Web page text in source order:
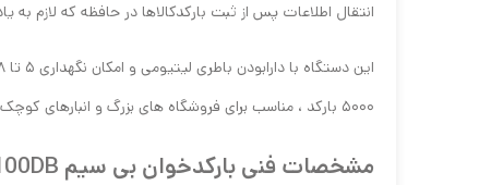
انتقال اطلاعات پس از ثبت بارکدکالاها در حافظه که لازم به
۵۰۰۰ بارکد ، مناسب برای فروشگاه های بزرگ و انبارهای کوچک می باشد.
مشخصات فنی بارکدخوان بی سیم ZEC 2100DB